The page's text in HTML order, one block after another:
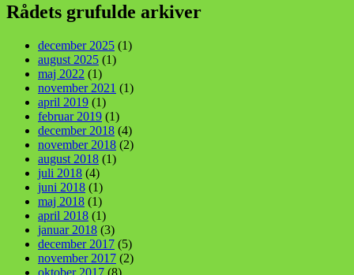
Rådets grufulde arkiver
december 2025 (1)
august 2025 (1)
maj 2022 (1)
november 2021 (1)
april 2019 (1)
februar 2019 (1)
december 2018 (4)
november 2018 (2)
august 2018 (1)
juli 2018 (4)
juni 2018 (1)
maj 2018 (1)
april 2018 (1)
januar 2018 (3)
december 2017 (5)
november 2017 (2)
oktober 2017 (8)